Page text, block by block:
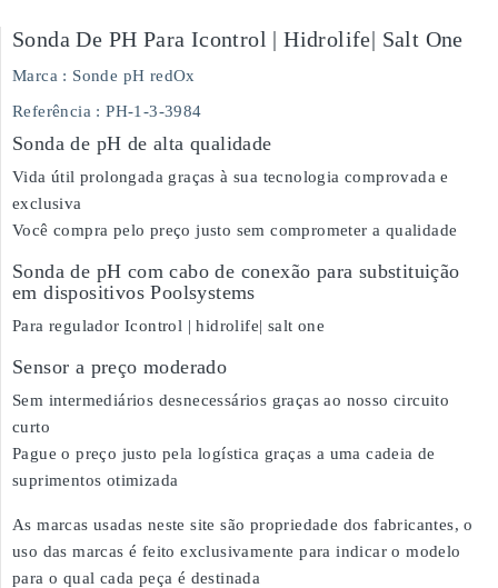
Sonda De PH Para Icontrol | Hidrolife| Salt One
Marca : Sonde pH redOx
Referência : PH-1-3-3984
Sonda de pH de alta qualidade
Vida útil prolongada graças à sua tecnologia comprovada e
exclusiva
Você compra pelo preço justo sem comprometer a qualidade
Sonda de pH com cabo de conexão para substituição
em dispositivos Poolsystems
Para regulador Icontrol | hidrolife| salt one
Sensor a preço moderado
Sem intermediários desnecessários graças ao nosso circuito
curto
Pague o preço justo pela logística graças a uma cadeia de
suprimentos otimizada
As marcas usadas neste site são propriedade dos fabricantes, o
uso das marcas é feito exclusivamente para indicar o modelo
para o qual cada peça é destinada